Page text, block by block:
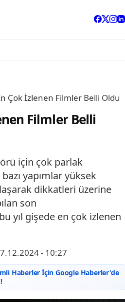
Çok İzlenen Filmler Belli Oldu
Filmler Belli
için çok parlak
yapımlar yüksek
dikkatleri üzerine
son
yıl gişede en çok izlenen
- 10:27
Haberler İçin Google Haberler'de